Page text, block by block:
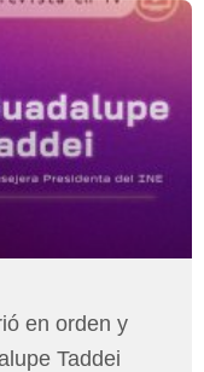
en orden y
Taddei